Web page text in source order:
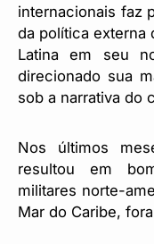
internacionais faz
da política externa
Latina em seu
direcionado sua
sob a narrativa do
Nos últimos
resultou em
militares norte-
Mar do Caribe,